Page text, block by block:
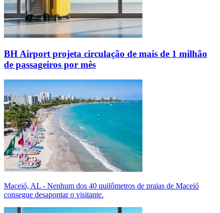
BH Airport projeta circulação de mais de 1 milhão
de passageiros por mês
Maceió, AL - Nenhum dos 40 quilômetros de praias de Maceió
consegue desapontar o visitante.